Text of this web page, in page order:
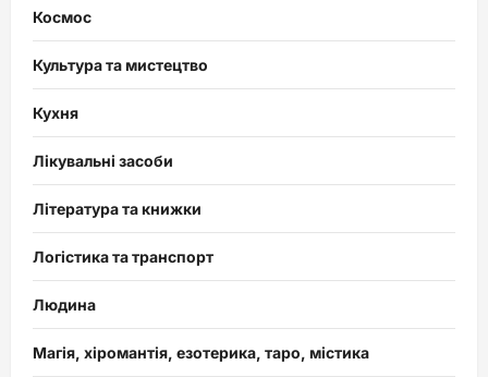
Космос
Культура та мистецтво
Кухня
Лікувальні засоби
Література та книжки
Логістика та транспорт
Людина
Магія, хіромантія, езотерика, таро, містика